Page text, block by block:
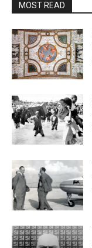
MOST READ